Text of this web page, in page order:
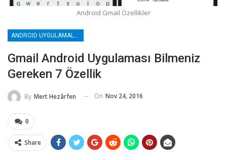
Android Gmail Özellikler
ANDROID UYGULAMALAR
Gmail Android Uygulaması Bilmeniz
Gereken 7 Özellik
By Mert Hezârfen On Nov 24, 2016
0
Share